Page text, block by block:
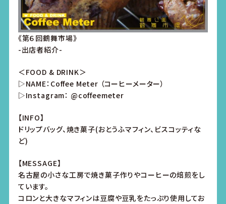
《第６回鶴舞市場》
-出店者紹介-
＜FOOD & DRINK＞
▷NAME：Coffee Meter （コーヒーメーター）
▷Instagram： @coffeemeter
【INFO】
ドリップバッグ、焼き菓子(おとうふマフィン、ビスコッティな
ど)
【MESSAGE】
名古屋の小さな工房で焼き菓子作りやコーヒーの焙煎をし
ています。
コロンと大きなマフィンは豆腐や豆乳をたっぷり使用してお